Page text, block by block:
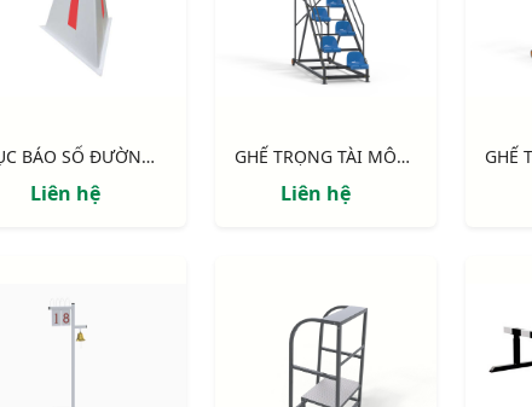
BỤC BÁO SỐ ĐƯỜNG CHẠY
Liên hệ
GHẾ TRỌNG TÀI MÔN ĐIỀN KINH, SỨC CHỨA 8 NGƯỜI
Liên hệ